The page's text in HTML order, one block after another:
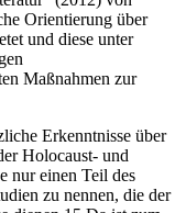
Orientierung über
und diese unter
Maßnahmen zur
Erkenntnisse über
Holocaust- und
nur einen Teil des
zu nennen, die der